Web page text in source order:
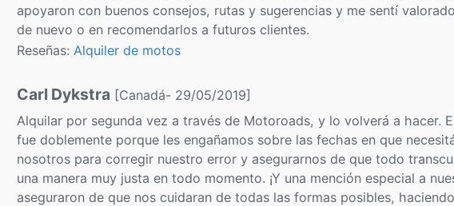
apoyaron con buenos consejos, rutas y sugerencias y me sentí
de nuevo o en recomendarlos a futuros clientes.
Reseñas: Alquiler de motos
Carl Dykstra [Canadá- 29/05/2019]
Alquilar por segunda vez a través de Motoroads, y lo volverá a hacer.
fue doblemente porque les engañamos sobre las fechas en que
nosotros para corregir nuestro error y asegurarnos de que todo
una manera muy justa en todo momento. ¡Y una mención especial a
aseguraron de que nos cuidaran de todas las formas posibles,